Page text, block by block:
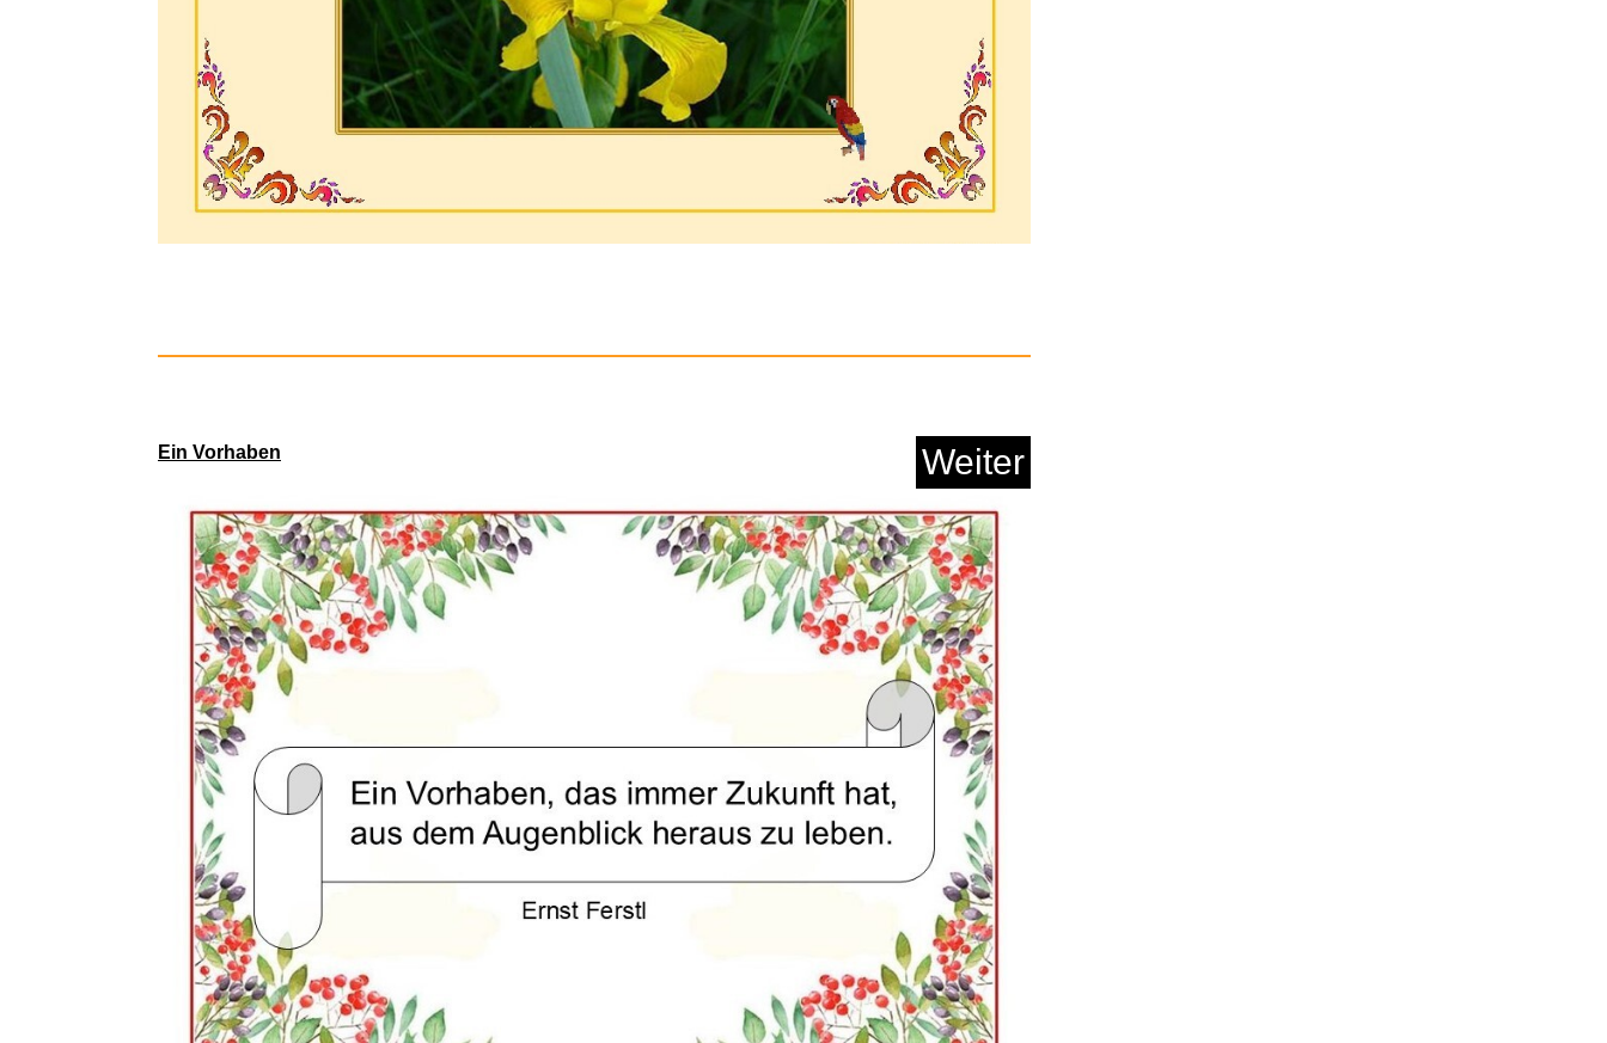
Extrem... mit Allen Mitteln / ...
Anzeige
Ein Vorhaben Weiter